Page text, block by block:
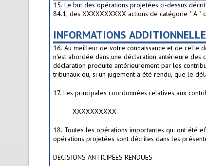
15. Le but des opérations projetées ci-dessus
84.1, des XXXXXXXXXX actions de catégorie " A "
INFORMATIONS
16. Au meilleur de votre connaissance et de celle
n'est abordée dans une déclaration antérieure des
déclaration produite antérieurement par les
tribunaux ou, si un jugement a été rendu, que le
17. Les principales coordonnées relatives aux
XXXXXXXXXX.
18. Toutes les opérations importantes qui ont été
opérations projetées sont décrites dans les
DÉCISIONS ANTICIPÉES RENDUES